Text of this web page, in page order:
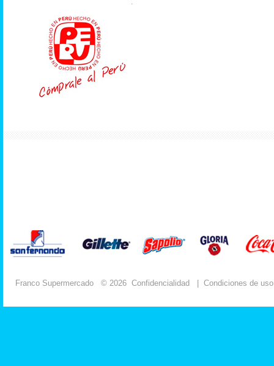
Franco Supermercado © 2026 Confidencialidad Condiciones de uso